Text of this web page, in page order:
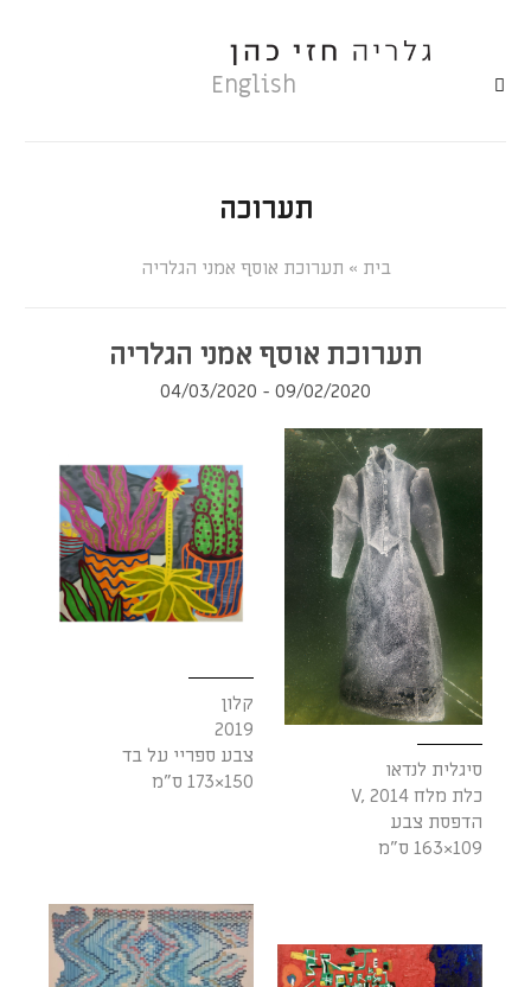
English
תערוכה
» תערוכת אוסף אמני הגלריה
תערוכת אוסף אמני הגלריה
09/02/2020 - 04/03/2020
סיגלית לנדאו
כלת מלח V, 2014
הדפסת צבע
109×163 ס"מ
קלון
2019
צבע ספריי על בד
150×173 ס"מ